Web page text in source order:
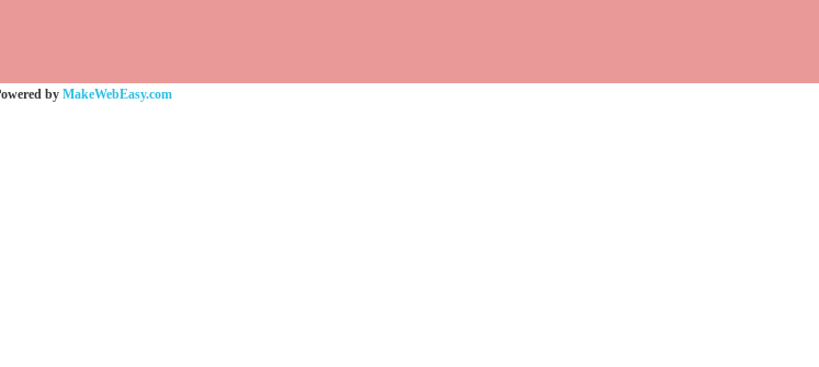
by MakeWebEasy.com